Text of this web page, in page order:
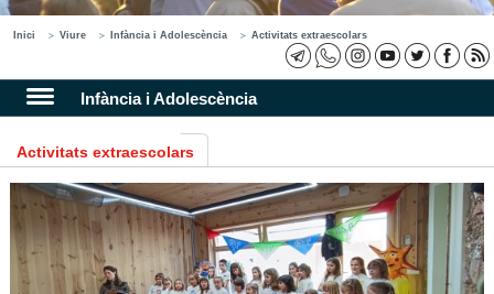
Inici Viure Infància i Adolescència Activitats extraescolars
Infància i Adolescència
Activitats extraescolars